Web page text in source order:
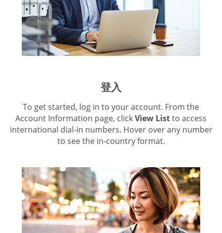
登入
To get started, log in to your account. From the
Account Information page, clickView Listto access
international dial-in numbers. Hover over any number
to see the in-country format.